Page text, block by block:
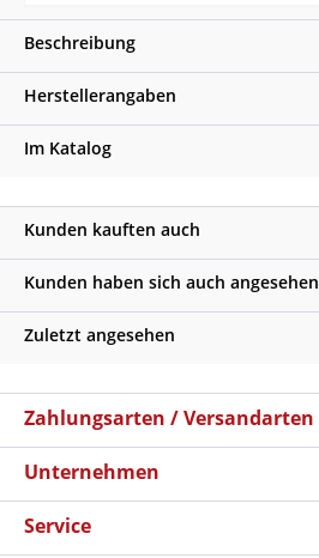
Beschreibung
Herstellerangaben
Im Katalog
Kunden kauften auch
Kunden haben sich auch angesehen
Zuletzt angesehen
Zahlungsarten / Versandarten
Unternehmen
Service